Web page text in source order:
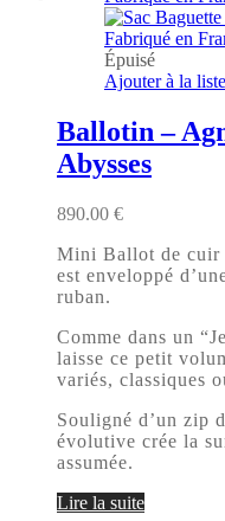
Épuisé
Ajouter à la
Ballotin –
Abysses
890.00 €
Mini Ballot de cuir
est enveloppé
ruban.
Comme dans un
laisse ce petit
variés, classiques
Souligné d’un zip
évolutive crée la
assumée.
Lire la suite